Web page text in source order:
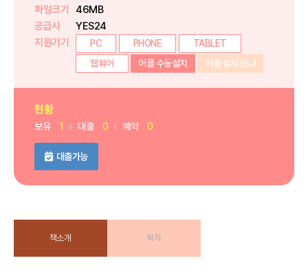
파일크기
46MB
공급사
YES24
지원기기
PC PHONE
TABLET
웹뷰어
어플 수동설치 어플 설치 안내
현황
보유 1 대출 0 예약 0
대출가능
책소개 목차